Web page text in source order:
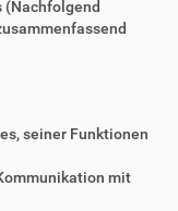
(Nachfolgend
seiner Funktionen
mit